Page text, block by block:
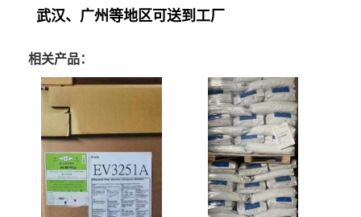
武汉、广州等地区可送到工厂
相关产品：